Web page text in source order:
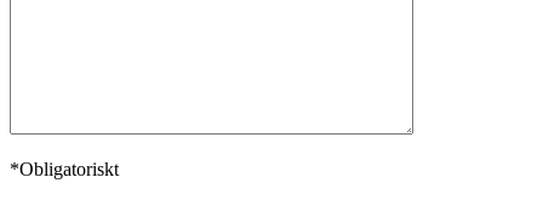
*Obligatoriskt